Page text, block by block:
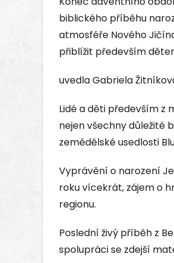
biblického příběhu
atmosféře Nového
přiblížit především
uvedla Gabriela
Lidé a děti především z
nejen všechny důležité
zemědělské usedlosti
Vyprávění o narození
roku vícekrát, zájem o
regionu.
Poslední živý příběh z
spolupráci se zdejší